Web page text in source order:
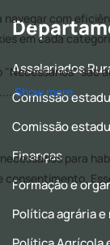
Assalariados
Comissão
Comissão
Finanças
Formação e
Política agrária